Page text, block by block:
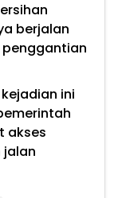
berjalan
kejadian ini
akses